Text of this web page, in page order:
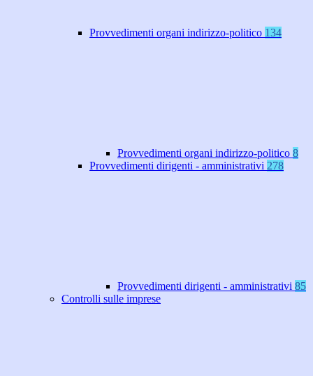
Provvedimenti organi indirizzo-politico 134
Provvedimenti organi indirizzo-politico 8
Provvedimenti dirigenti - amministrativi 278
Provvedimenti dirigenti - amministrativi 85
Controlli sulle imprese